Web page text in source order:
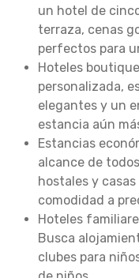
un hotel de
terraza, cenas
perfectos para
Hoteles
personalizada,
elegantes y un
estancia aún
Estancias
alcance de
hostales y
comodidad a
Hoteles
Busca
clubes para